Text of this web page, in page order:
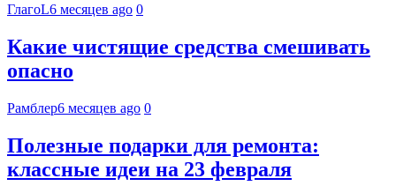
ГлагоL6 месяцев ago 0
Какие чистящие средства смешивать
опасно
Рамблер6 месяцев ago 0
Полезные подарки для ремонта:
классные идеи на 23 февраля